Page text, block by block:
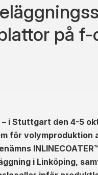
på f-
i Stuttgart den 4-5
för volymproduktion
i Linköping,